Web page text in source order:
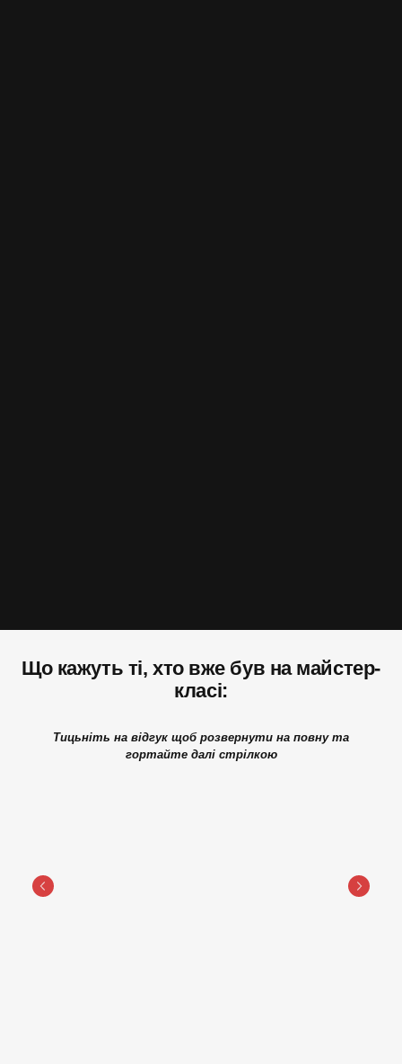
Що кажуть ті, хто вже був на майстер-
класі:
Тицьніть на відгук щоб розвернути на повну та
гортайте далі стрілкою